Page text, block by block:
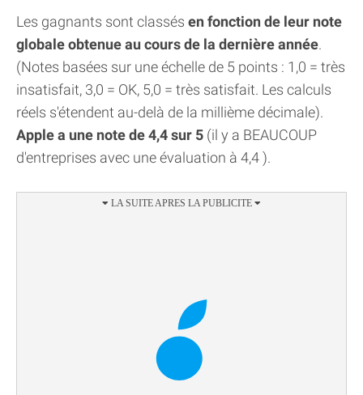
Les gagnants sont classés en fonction de leur note
globale obtenue au cours de la dernière année.
(Notes basées sur une échelle de 5 points : 1,0 = très
insatisfait, 3,0 = OK, 5,0 = très satisfait. Les calculs
réels s'étendent au-delà de la millième décimale).
Apple a une note de 4,4 sur 5 (il y a BEAUCOUP
d'entreprises avec une évaluation à 4,4 ).